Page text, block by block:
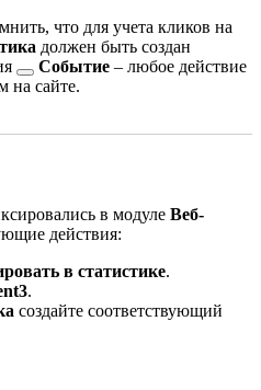
что для учета кликов на
должен быть создан
Событие – любое действие
на сайте.
в модуле Веб-
действия:
в статистике.
.
создайте соответствующий